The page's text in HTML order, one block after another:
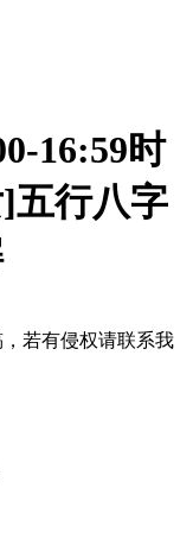
16:59时
五行八字
若有侵权请联系我